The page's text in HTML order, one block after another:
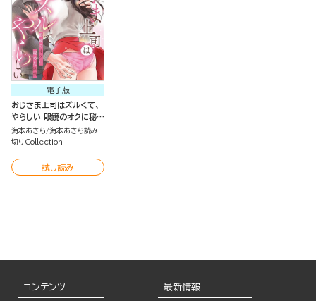
電子版
おじさま上司はズルくて、
やらしい 眼鏡のオクに秘め
た欲情（単話版）
海本あきら 海本あきら読み
切りCollection
試し読み
コンテンツ 最新情報